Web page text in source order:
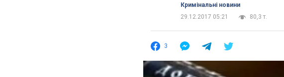
Кримінальні новини
29.12.2017 05:21
80,3 т.
3